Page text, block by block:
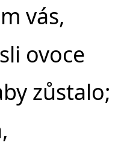
vás,
ovoce
zůstalo;